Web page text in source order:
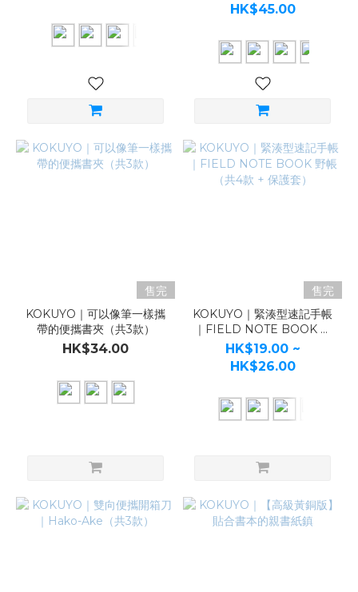
HK$45.00
售完
KOKUYO｜可以像筆一樣攜
帶的便攜書夾（共3款）
HK$34.00
售完
KOKUYO｜緊湊型速記手帳
｜FIELD NOTE BOOK 野
帳（共4款 + 保護套）
HK$19.00 ~
HK$26.00